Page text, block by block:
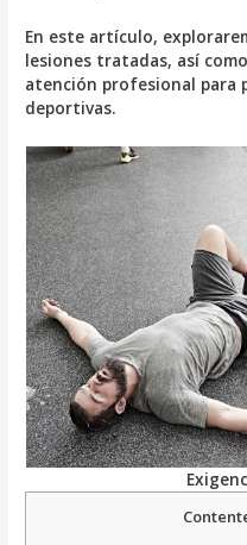
En este artículo,
lesiones tratadas, así
atención profesional para
deportivas.